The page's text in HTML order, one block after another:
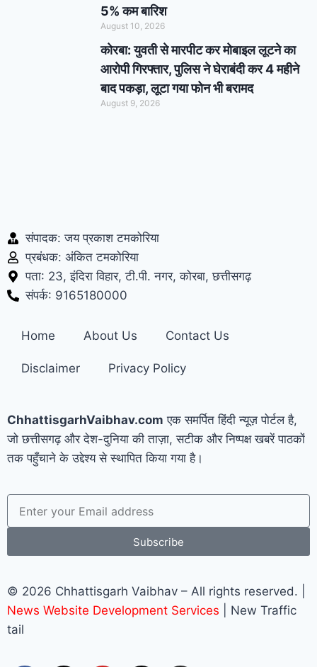
5% कम बारिश
August 10, 2026
कोरबा: युवती से मारपीट कर मोबाइल लूटने का
आरोपी गिरफ्तार, पुलिस ने घेराबंदी कर 4 महीने
बाद पकड़ा, लूटा गया फोन भी बरामद
August 9, 2026
संपादक: जय प्रकाश टमकोरिया
प्रबंधक: अंकित टमकोरिया
पता: 23, इंदिरा विहार, टी.पी. नगर, कोरबा, छत्तीसगढ़
संपर्क: 9165180000
Home About Us Contact Us
Disclaimer Privacy Policy
ChhattisgarhVaibhav.com एक समर्पित हिंदी न्यूज़ पोर्टल है,
जो छत्तीसगढ़ और देश-दुनिया की ताज़ा, सटीक और निष्पक्ष खबरें पाठकों
तक पहुँचाने के उद्देश्य से स्थापित किया गया है।
Subscribe
© 2026 Chhattisgarh Vaibhav – All rights reserved. |
News Website Development Services | New Traffic
tail